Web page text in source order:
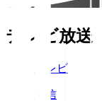
テレビ放送
テレビ
配信